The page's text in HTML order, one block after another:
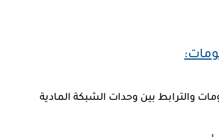
والترابط بين وحدات الشبكة المادية